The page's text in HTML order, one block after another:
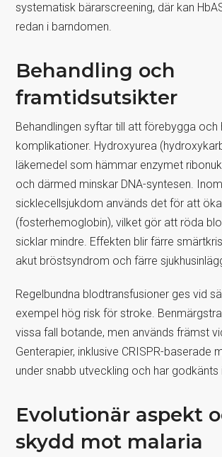
systematisk bärarscreening, där kan
redan i barndomen.
Behandling och
framtidsutsikter
Behandlingen syftar till att förebygga och
komplikationer. Hydroxyurea
läkemedel som hämmar enzymet
och därmed minskar DNA-syntesen. Inom
sicklecellsjukdom används det för att
(fosterhemoglobin), vilket gör att röda
sicklar mindre. Effekten blir färre
akut bröstsyndrom och färre
Regelbundna blodtransfusioner ges vid
exempel hög risk för stroke.
vissa fall botande, men används främst
Genterapier, inklusive CRISPR-baserade
under snabb utveckling och har godkänts
Evolutionär aspekt
skydd mot malaria